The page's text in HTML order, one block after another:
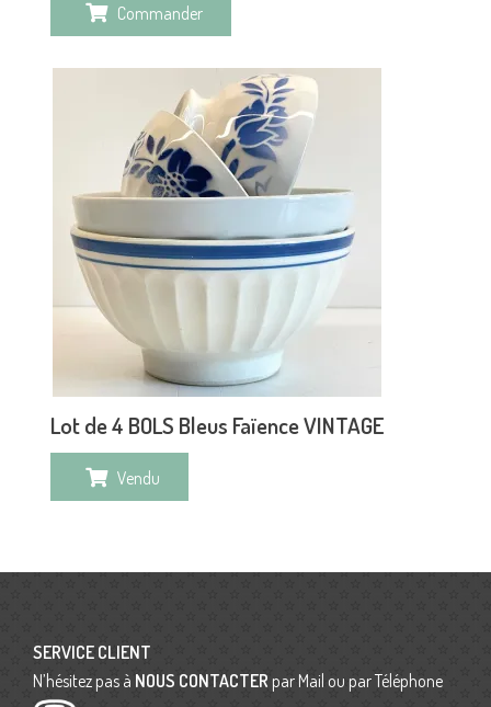
Commander
Lot de 4 BOLS Bleus Faïence VINTAGE
Vendu
SERVICE CLIENT
N’hésitez pas à NOUS CONTACTER par Mail ou par Téléphone